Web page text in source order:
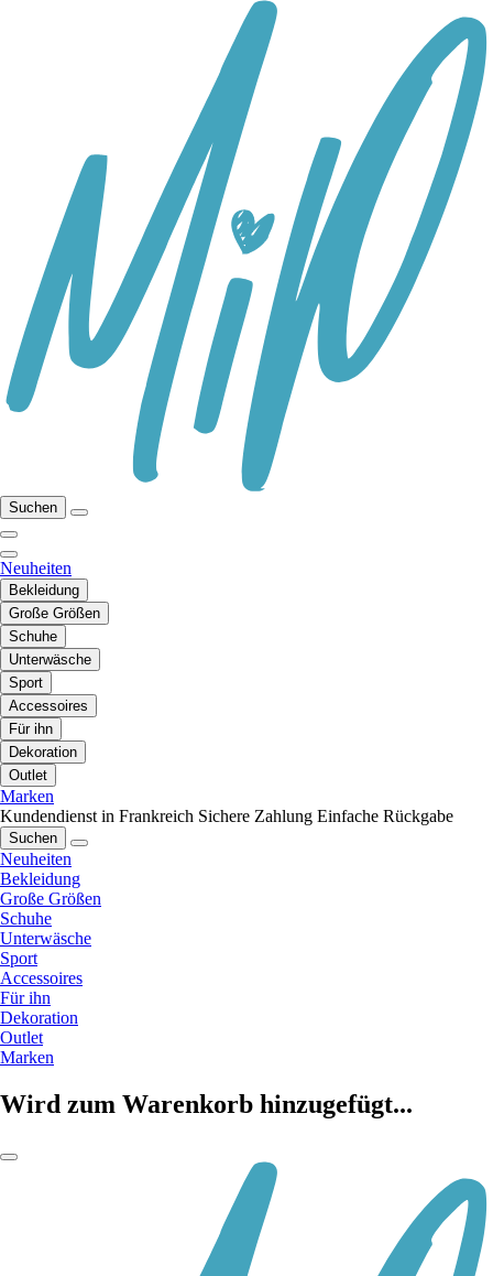
Suchen
Neuheiten
Bekleidung
Große Größen
Schuhe
Unterwäsche
Sport
Accessoires
Für ihn
Dekoration
Outlet
Marken
Kundendienst in Frankreich Sichere Zahlung Einfache Rückgabe
Suchen
Neuheiten
Bekleidung
Große Größen
Schuhe
Unterwäsche
Sport
Accessoires
Für ihn
Dekoration
Outlet
Marken
Wird zum Warenkorb hinzugefügt...